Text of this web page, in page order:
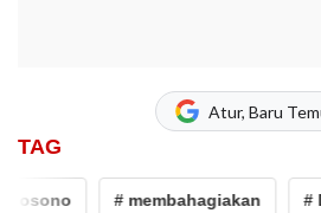
Atur, Baru
TAG
# membahagiakan #